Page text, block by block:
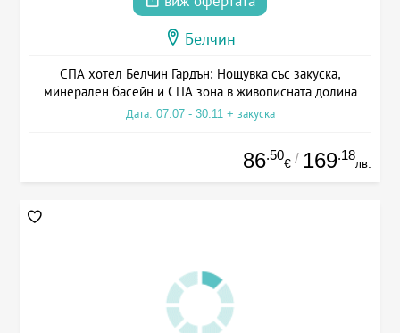
Белчин
СПА хотел Белчин Гардън: Нощувка със закуска,
минерален басейн и СПА зона в живописната долина
Дата: 07.07 - 30.11 + закуска
86.50
€ / 169.18
лв.